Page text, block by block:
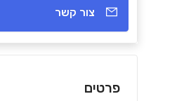
צור קשר
פרטים